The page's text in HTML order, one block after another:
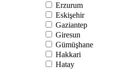
Erzurum
Eskişehir
Gaziantep
Giresun
Gümüşhane
Hakkari
Hatay